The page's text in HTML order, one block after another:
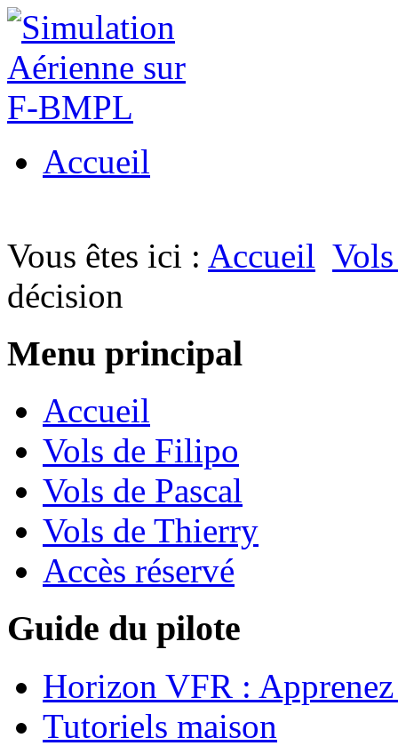
Accueil
Vous êtes ici : Accueil
décision
Menu principal
Accueil
Vols de Filipo
Vols de Pascal
Vols de Thierry
Accès réservé
Guide du pilote
Horizon VFR :
Tutoriels maison